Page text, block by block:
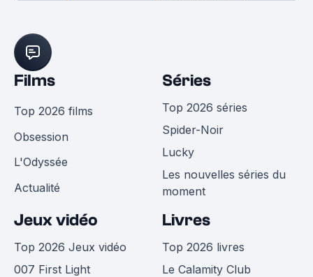
Films
Top 2026 films
Obsession
L'Odyssée
Actualité
Séries
Top 2026 séries
Spider-Noir
Lucky
Les nouvelles séries du
moment
Jeux vidéo
Top 2026 Jeux vidéo
007 First Light
Livres
Top 2026 livres
Le Calamity Club